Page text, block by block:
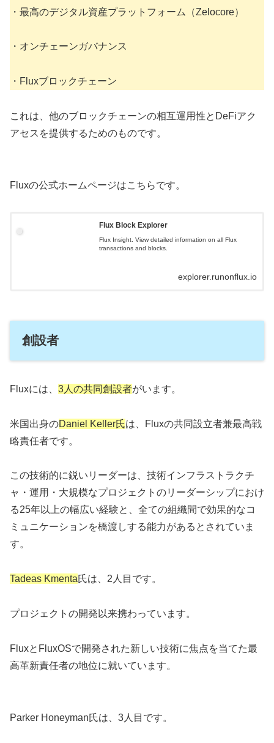
・最高のデジタル資産プラットフォーム（Zelocore）
・オンチェーンガバナンス
・Fluxブロックチェーン
これは、他のブロックチェーンの相互運用性とDeFiアク
アセスを提供するためのものです。
Fluxの公式ホームページはこちらです。
Flux Block Explorer
Flux Insight. View detailed information on all Flux
transactions and blocks.
explorer.runonflux.io
創設者
Fluxには、 3人の共同創設者がいます。
米国出身のDaniel Keller氏は、Fluxの共同設立者兼最高戦
略責任者です。
この技術的に鋭いリーダーは、技術インフラストラクチ
ャ・運用・大規模なプロジェクトのリーダーシップにおけ
る25年以上の幅広い経験と、全ての組織間で効果的なコ
ミュニケーションを橋渡しする能力があるとされていま
す。
Tadeas Kmenta氏は、2人目です。
プロジェクトの開発以来携わっています。
FluxとFluxOSで開発された新しい技術に焦点を当てた最
高革新責任者の地位に就いています。
Parker Honeyman氏は、3人目です。